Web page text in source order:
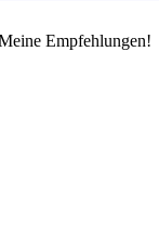
Empfehlungen!